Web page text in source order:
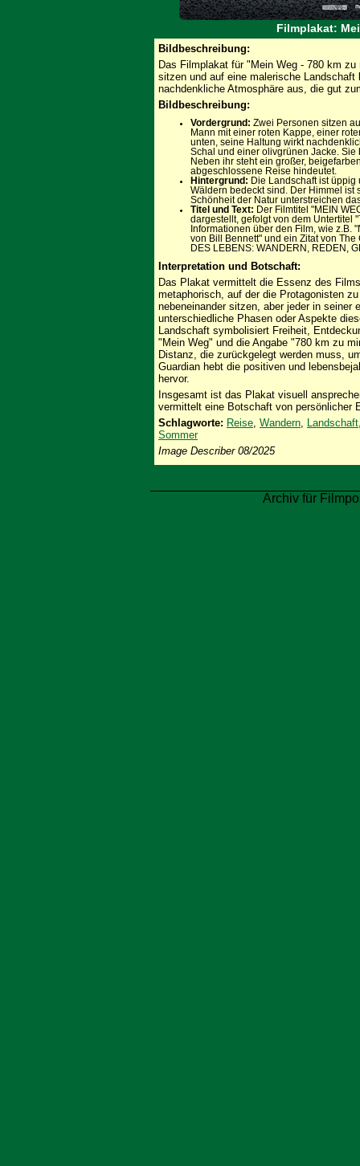
Filmplakat:
Bildbeschreibung:
Das Filmplakat für "Mein Weg - 780 km
sitzen und auf eine malerische
nachdenkliche Atmosphäre aus, die gut
Bildbeschreibung:
Vordergrund: Zwei Personen sitzen
Mann mit einer roten Kappe, einer
unten, seine Haltung wirkt
Schal und einer olivgrünen Jacke.
Neben ihr steht ein großer,
abgeschlossene Reise hindeutet.
Hintergrund: Die Landschaft ist
Wäldern bedeckt sind. Der Himmel ist
Schönheit der Natur unterstreichen
Titel und Text: Der Filmtitel "MEIN
dargestellt, gefolgt von dem Untertitel
Informationen über den Film, wie z.B.
von Bill Bennett" und ein Zitat von The
DES LEBENS: WANDERN, REDEN,
Interpretation und Botschaft:
Das Plakat vermittelt die Essenz des
metaphorisch, auf der die Protagonisten
nebeneinander sitzen, aber jeder in seiner
unterschiedliche Phasen oder Aspekte
Landschaft symbolisiert Freiheit,
"Mein Weg" und die Angabe "780 km zu
Distanz, die zurückgelegt werden muss,
Guardian hebt die positiven und
hervor.
Insgesamt ist das Plakat visuell
vermittelt eine Botschaft von persönlicher
Schlagworte: Reise, Wandern, Landschaft
Sommer
Image Describer 08/2025
Archiv für